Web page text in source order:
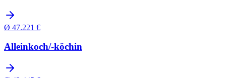
Ø 47.221 €
Alleinkoch/-köchin